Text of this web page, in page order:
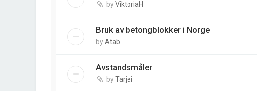
byViktoriaH
Bruk av betongblokker i Norge
byAtab
Avstandsmåler
byTarjei